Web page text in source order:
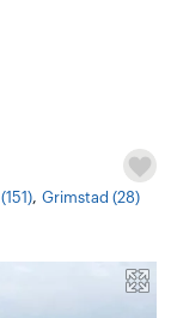
, Grimstad (28)